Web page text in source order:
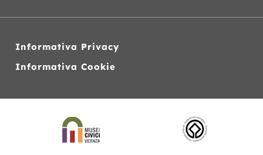
Informativa Privacy
Informativa Cookie